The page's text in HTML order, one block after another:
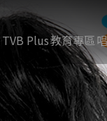
TVB Plus教育專區